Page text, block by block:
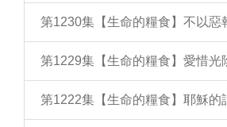
第1230集【生命的糧食】不以惡
第1229集【生命的糧食】愛惜光
第1222集【生命的糧食】耶穌的